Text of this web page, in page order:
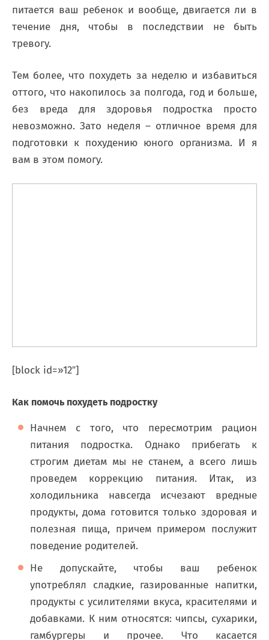
питается ваш ребенок и вообще, двигается ли в
течение дня, чтобы в последствии не быть
тревогу.
Тем более, что похудеть за неделю и избавиться
оттого, что накопилось за полгода, год и больше,
без вреда для здоровья подростка просто
невозможно. Зато неделя – отличное время для
подготовки к похудению юного организма. И я
вам в этом помогу.
[block id=»12″]
Как помочь похудеть подростку
Начнем с того, что пересмотрим рацион
питания подростка. Однако прибегать к
строгим диетам мы не станем, а всего лишь
проведем коррекцию питания. Итак, из
холодильника навсегда исчезают вредные
продукты, дома готовится только здоровая и
полезная пища, причем примером послужит
поведение родителей.
Не допускайте, чтобы ваш ребенок
употреблял сладкие, газированные напитки,
продукты с усилителями вкуса, красителями и
добавками. К ним относятся: чипсы, сухарики,
гамбургеры и прочее. Что касается